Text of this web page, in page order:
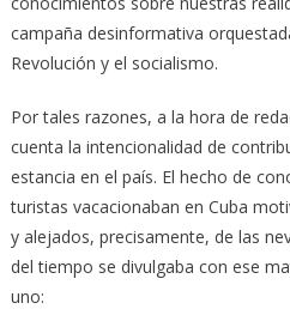
campaña desinformativa
Revolución y el socialismo.
Por tales razones, a la hora de
cuenta la intencionalidad de
estancia en el país. El hecho de
turistas vacacionaban en Cuba
y alejados, precisamente, de las
del tiempo se divulgaba con ese
uno: